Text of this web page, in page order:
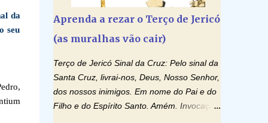
da
seu
Aprenda a rezar o Terço de Jericó
(as muralhas vão cair)
Terço de Jericó Sinal da Cruz: Pelo sinal da
Santa Cruz, livrai-nos, Deus, Nosso Senhor,
dos nossos inimigos. Em nome do Pai e do
Filho e do Espírito Santo. Amém. Invocação